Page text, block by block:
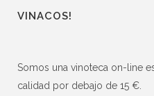
VINACOS!
Somos una vinoteca on-line
calidad por debajo de 15 €.